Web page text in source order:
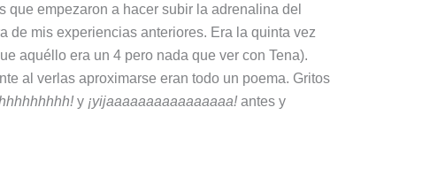
empezaron a hacer subir la adrenalina del
de mis experiencias anteriores. Era la quinta vez
aquéllo era un 4 pero nada que ver con Tena).
al verlas aproximarse eran todo un poema. Gritos
y ¡yijaaaaaaaaaaaaaaaa!antes y